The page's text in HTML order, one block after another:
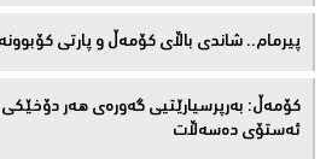
پیرمام.. شاندی باڵای كۆمه‌ڵ و پارتی
كۆمەڵ: بەرپرسیارێتیی گەورەی هەر دۆخێکی
ئەستۆی دەسەڵات